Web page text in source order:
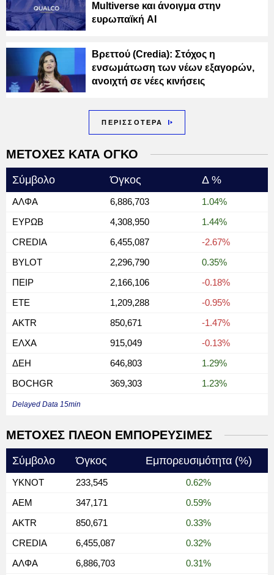
Multiverse και άνοιγμα στην
ευρωπαϊκή AI
Βρεττού (Credia): Στόχος η
ενσωμάτωση των νέων εξαγορών,
ανοιχτή σε νέες κινήσεις
ΠΕΡΙΣΣΟΤΕΡΑ
ΜΕΤΟΧΕΣ ΚΑΤΑ ΟΓΚΟ
Σύμβολο Όγκος Δ %
ΑΛΦΑ 6,886,703
1.04%
ΕΥΡΩΒ
4,308,950
1.44%
CREDIA
6,455,087
-2.67%
BYLOT
2,296,790
0.35%
ΠΕΙΡ
2,166,106
-0.18%
ΕΤΕ
1,209,288
-0.95%
AKTR
850,671
-1.47%
ΕΛΧΑ
915,049
-0.13%
ΔΕΗ
646,803
1.29%
BOCHGR
369,303 1.23%
Delayed Data 15min
ΜΕΤΟΧΕΣ ΠΛΕΟΝ ΕΜΠΟΡΕΥΣΙΜΕΣ
Σύμβολο Όγκος Εμπορευσιμότητα (%)
YKNOT 233,545
0.62%
AEM
347,171
0.59%
AKTR
850,671
0.33%
CREDIA
6,455,087
0.32%
ΑΛΦΑ
6,886,703
0.31%